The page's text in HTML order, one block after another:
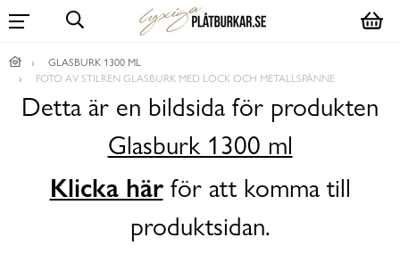
GLASBURK 1300 ML
FOTO AV STILREN GLASBURK MED LOCK OCH METALLSPÄNNE
Detta är en bildsida för produkten
Glasburk 1300 ml
Klicka härför att komma till
produktsidan.